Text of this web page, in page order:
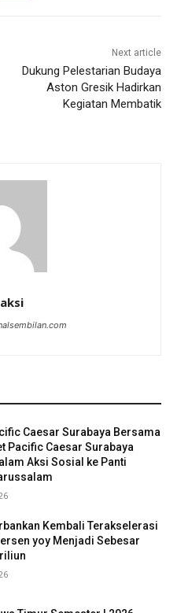
Next article
Dukung Pelestarian Budaya
Aston Gresik Hadirkan
Kegiatan Membatik
Caesar Surabaya Bersama
Pacific Caesar Surabaya
Aksi Sosial ke Panti
Kembali Terakselerasi
yoy Menjadi Sebesar